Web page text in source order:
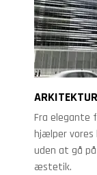
ARKITEKTUR
Fra elegante
hjælper vores
uden at gå
æstetik.